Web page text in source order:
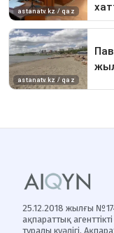
25.12.2018 жылғы
ақпараттық
туралы куәлігі,